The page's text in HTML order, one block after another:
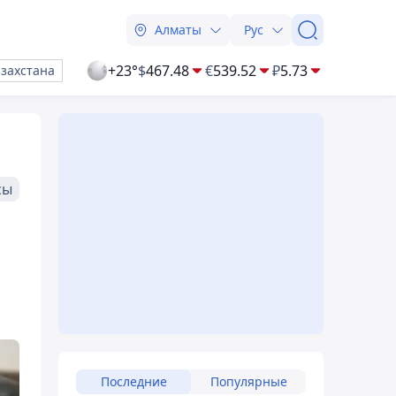
Алматы Рус
+23°$467.48 €539.52 ₽5.73
Последние Популярные